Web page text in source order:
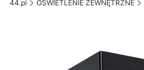
OŚWIETLENIE ZEWNĘTRZNE